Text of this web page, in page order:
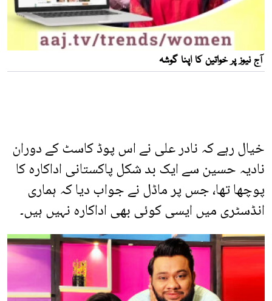
خیال رہے کہ نادر علی نے اس پوڈ کاسٹ کے دوران
نادیہ حسین سے ایک بد شکل پاکستانی اداکارہ کا
پوچھا تھا، جس پر ماڈل نے جواب دیا کہ ہماری
انڈسٹری میں ایسی کوئی بھی اداکارہ نہیں ہیں۔